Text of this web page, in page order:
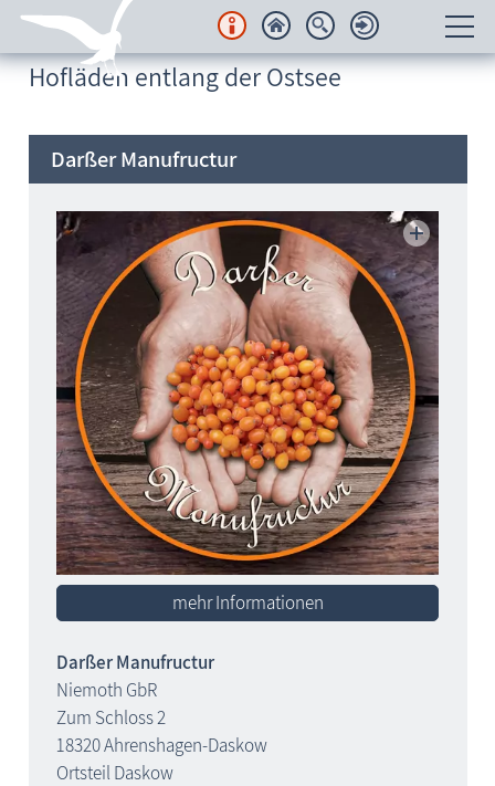
Unterkünfte
Regionales
Karten
Freizeit
Wissenswertes
Veranstaltungen
Blog
Region: Ostsee → Mecklenburg-Vorpommern –[Werbung]
Hofläden entlang der Ostsee
Darßer Manufructur
mehr Informationen
Darßer Manufructur
Niemoth GbR
Zum Schloss 2
18320 Ahrenshagen-Daskow
Ortsteil Daskow